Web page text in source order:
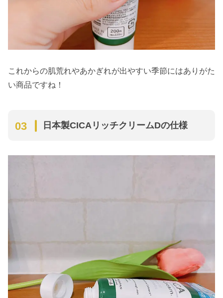
これからの肌荒れやあかぎれが出やすい季節にはありがた
い商品ですね！
日本製CICAリッチクリームDの仕様